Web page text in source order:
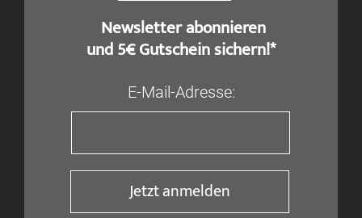
​ Newsletter abonnieren
und 5€ Gutschein sichern!*
E-Mail-Adresse:
Jetzt anmelden